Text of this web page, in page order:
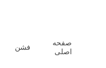
صفحه
اصلی
فشن